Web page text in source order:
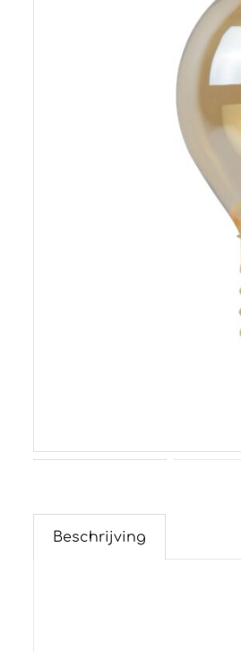
Beschrijving